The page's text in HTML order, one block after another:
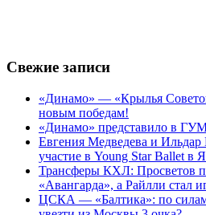
Свежие записи
«Динамо» — «Крылья
новым победам!
«Динамо» представило в
Евгения Медведева и
участие в Young Star Ballet в
Трансферы КХЛ: Просветов
«Авангарда», а Райлли стал
ЦСКА — «Балтика»: по